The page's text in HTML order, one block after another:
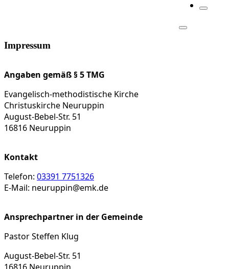
Impressum
Angaben gemäß § 5 TMG
Evangelisch-methodistische Kirche
Christuskirche Neuruppin
August-Bebel-Str. 51
16816 Neuruppin
Kontakt
Telefon: 03391 7751326
E-Mail: neuruppin@emk.de
Ansprechpartner in der Gemeinde
Pastor Steffen Klug
August-Bebel-Str. 51